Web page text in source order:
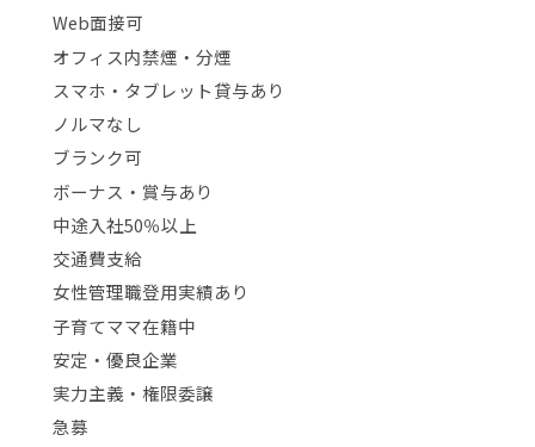
Web面接可
オフィス内禁煙・分煙
スマホ・タブレット貸与あり
ノルマなし
ブランク可
ボーナス・賞与あり
中途入社50％以上
交通費支給
女性管理職登用実績あり
子育てママ在籍中
安定・優良企業
実力主義・権限委譲
急募